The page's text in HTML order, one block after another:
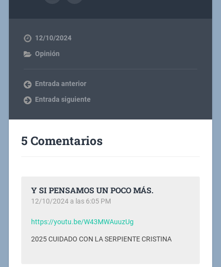
12/10/2024
Opinión
Entrada anterior
Entrada siguiente
5 Comentarios
Y SI PENSAMOS UN POCO MÁS.
12/10/2024 a las 6:05 PM
https://youtu.be/W43MWAuuzUg
2025 CUIDADO CON LA SERPIENTE CRISTINA